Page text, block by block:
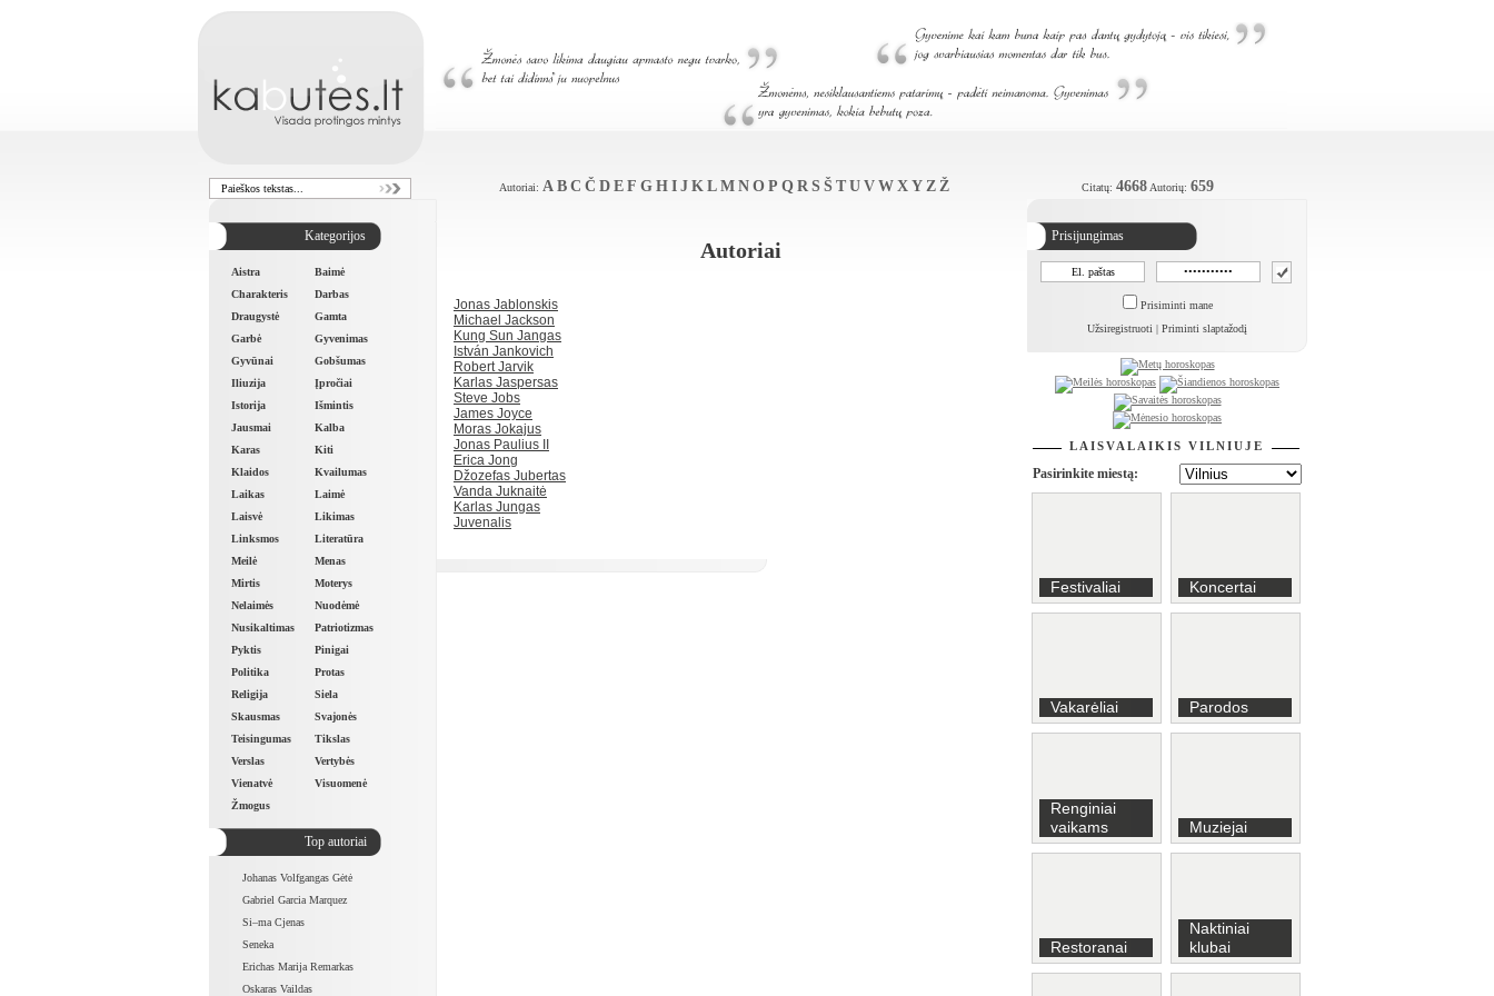
Autoriai: A B C Č D E F G H I J K L M N O P Q R S Š T U V W X Y Z Ž Citatų: 4668Autorių: 659
Prisijungimas
Prisiminti mane
Užsiregistruoti | Priminti slaptažodį
LAISVALAIKIS VILNIUJE
Pasirinkite miestą:
Festivaliai Koncertai
Vakarėliai Parodos
Renginiai
vaikams
Muziejai
Restoranai
Naktiniai
klubai
Kategorijos
Aistra
Baimė
Charakteris
Darbas
Draugystė
Gamta
Garbė
Gyvenimas
Gyvūnai
Gobšumas
Iliuzija
Įpročiai
Istorija
Išmintis
Jausmai
Kalba
Karas
Kiti
Klaidos
Kvailumas
Laikas
Laimė
Laisvė
Likimas
Linksmos
Literatūra
Meilė
Menas
Mirtis
Moterys
Nelaimės
Nuodėmė
Nusikaltimas
Patriotizmas
Pyktis
Pinigai
Politika
Protas
Religija
Siela
Skausmas
Svajonės
Teisingumas
Tikslas
Verslas
Vertybės
Vienatvė
Visuomenė
Žmogus
Top autoriai
Johanas Volfgangas Gėtė
Gabriel Garcia Marquez
Si–ma Cjenas
Seneka
Erichas Marija Remarkas
Oskaras Vaildas
Autoriai
Jonas Jablonskis
Michael Jackson
Kung Sun Jangas
István Jankovich
Robert Jarvik
Karlas Jaspersas
Steve Jobs
James Joyce
Moras Jokajus
Jonas Paulius II
Erica Jong
Džozefas Jubertas
Vanda Juknaitė
Karlas Jungas
Juvenalis